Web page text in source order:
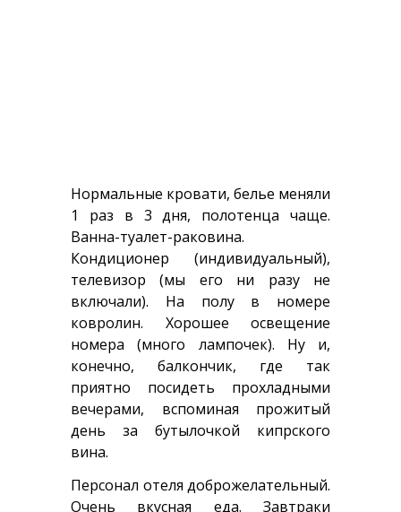
Нормальные кровати, белье меняли
1 раз в 3 дня, полотенца чаще.
Ванна-туалет-раковина.
Кондиционер (индивидуальный),
телевизор (мы его ни разу не
включали). На полу в номере
ковролин. Хорошее освещение
номера (много лампочек). Ну и,
конечно, балкончик, где так
приятно посидеть прохладными
вечерами, вспоминая прожитый
день за бутылочкой кипрского
вина.
Персонал отеля доброжелательный.
Очень вкусная еда. Завтраки